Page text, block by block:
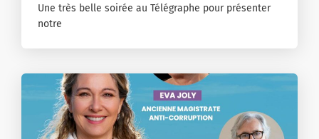
Une très belle soirée au Télégraphe pour présenter
notre